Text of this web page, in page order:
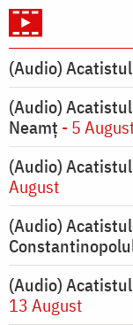
(Audio)
(Audio)
Neamț - 5
(Audio)
August
(Audio)
(Audio)
13 August